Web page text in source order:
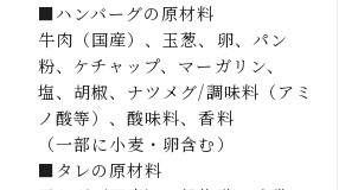
■ハンバーグの原材料
牛肉（国産）、玉葱、卵、パン
粉、ケチャップ、マーガリン、
塩、胡椒、ナツメグ/調味料（アミ
ノ酸等）、酸味料、香料
（一部に小麦・卵含む）
■タレの原材料